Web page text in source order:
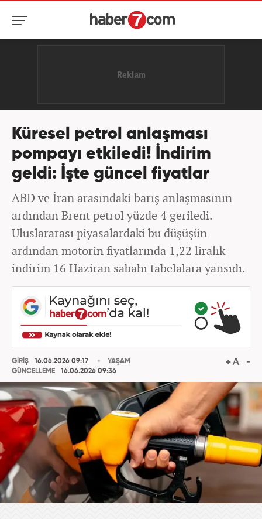
Küresel petrol anlaşması
pompayı etkiledi! İndirim
geldi: İşte güncel fiyatlar
ABD ve İran arasındaki barış anlaşmasının
ardından Brent petrol yüzde 4 geriledi.
Uluslararası piyasalardaki bu düşüşün
ardından motorin fiyatlarında 1,22 liralık
indirim 16 Haziran sabahı tabelalara yansıdı.
GİRİŞ
16.06.2026 09:17
GÜNCELLEME
16.06.2026 09:36
YAŞAM